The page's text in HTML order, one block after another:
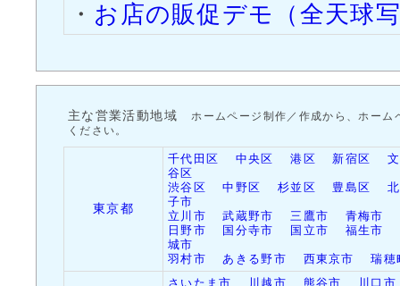
画像内でマウス
様を始めとして
最高のコンテン
シノン電気産業
ラッシュ画像を
が加わりました
低価格なので、
・ お店の販促デモ（全天球
主な営業活動地域
ホームページ制作／作成から、ホー
ください。
東京都
千代田区 中央区 港区 新宿区
谷区
渋谷区
中野区 杉並区 豊島区
子市
立川市
武蔵野市 三鷹市
青梅市
日野市
国分寺市 国立市
福生市
城市
羽村市
あきる野市 西東京市 瑞穂
さいたま市 川越市 熊谷市
川口市